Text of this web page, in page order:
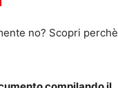
no? Scopri perchè